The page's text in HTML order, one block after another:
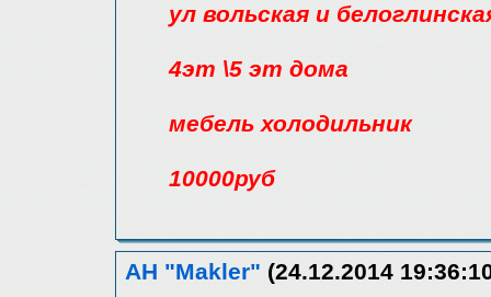
ул вольская и
4эт \5 эт дома
мебель холодильник
10000руб
АН "Makler" (24.12.2014